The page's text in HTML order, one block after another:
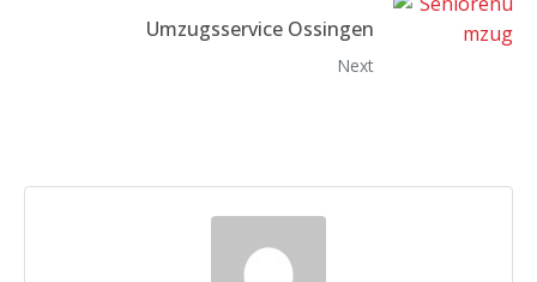
Umzugsservice Ossingen
Next